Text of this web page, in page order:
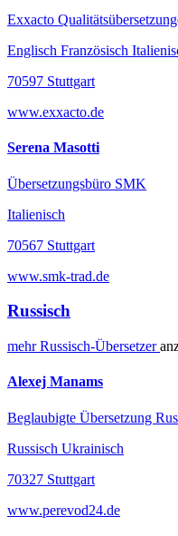
Exxacto
Englisch Französisch
70597 Stuttgart
www.exxacto.de
Serena Masotti
Übersetzungsbüro SMK
Italienisch
70567 Stuttgart
www.smk-trad.de
Russisch
mehrRussisch-Übersetzer
Alexej Manams
Beglaubigte Übersetzung
Russisch Ukrainisch
70327 Stuttgart
www.perevod24.de